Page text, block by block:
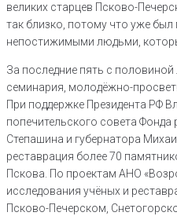
великих старцев Псково-
так близко, потому что уже
непостижимыми людьми,
За последние пять с
семинария, молодёжно-
При поддержке Президента РФ
попечительского совета Фонда
Степашина и губернатора
реставрация более 70
Пскова. По проектам АНО
исследования учёных и
Псково-Печерском,